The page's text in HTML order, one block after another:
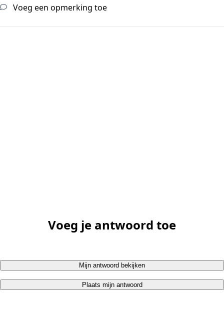
Voeg een opmerking toe
Voeg je antwoord toe
Mijn antwoord bekijken
Plaats mijn antwoord